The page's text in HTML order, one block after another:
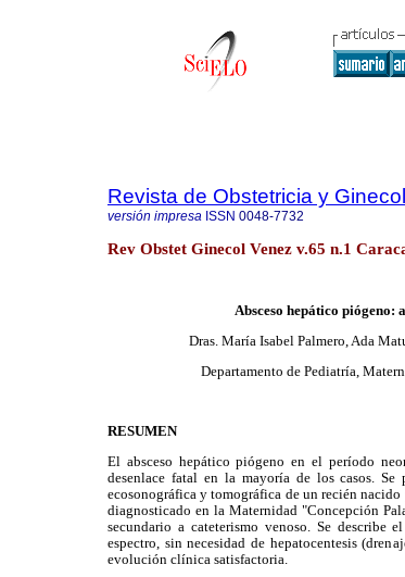
Revista de Obstetricia y
versión impresa ISSN 0048-7732
Rev Obstet Ginecol Venez v.65 n.1
Absceso hepático piógeno:
Dras. María Isabel Palmero, Ada
Departamento de Pediatría,
RESUMEN
El absceso hepático piógeno en el período
desenlace fatal en la mayoría de los casos.
ecosonográfica y tomográfica de un recién
diagnosticado en la Maternidad "Concepción
secundario a cateterismo venoso. Se describe
espectro, sin necesidad de hepatocentesis
evolución clínica satisfactoria.